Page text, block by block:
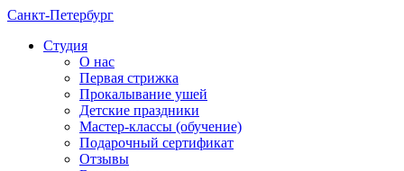
Санкт-Петербург
Cтудия
О нас
Первая стрижка
Прокалывание ушей
Детские праздники
Мастер-классы (обучение)
Подарочный сертификат
Отзывы